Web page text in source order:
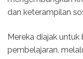
dan keterampilan
Mereka diajak
pembelajaran,